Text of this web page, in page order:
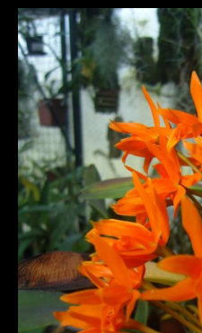
GUARIANTHE
(CATTLEYA)
AURANTIACA